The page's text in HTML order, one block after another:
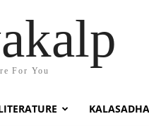
For You